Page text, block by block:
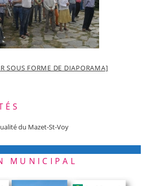
SOUS FORME DE DIAPORAMA]
du Mazet-St-Voy
MUNICIPAL